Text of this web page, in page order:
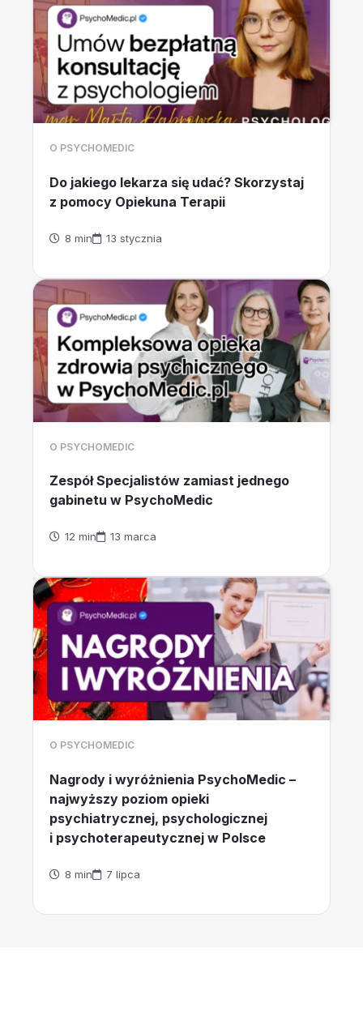
O PSYCHOMEDIC
Do jakiego lekarza się udać? Skorzystaj
z pomocy Opiekuna Terapii
8 min 13 stycznia
O PSYCHOMEDIC
Zespół Specjalistów zamiast jednego
gabinetu w PsychoMedic
12 min 13 marca
O PSYCHOMEDIC
Nagrody i wyróżnienia PsychoMedic –
najwyższy poziom opieki
psychiatrycznej, psychologicznej
i psychoterapeutycznej w Polsce
8 min 7 lipca